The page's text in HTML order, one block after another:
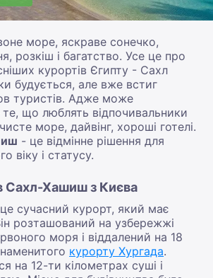
море, яскраве сонечко,
розкіш і багатство. Усе це про
курортів Єгипту - Сахл
будується, але вже встиг
туристів. Адже може
що люблять відпочивальники
море, дайвінг, хороші готелі.
- це відмінне рішення для
віку і статусу.
Сахл-Хашиш з Києва
сучасний курорт, який має
розташований на узбережжі
моря і віддалений на 18
курорту Хургада.
на 12-ти кілометрах суші і